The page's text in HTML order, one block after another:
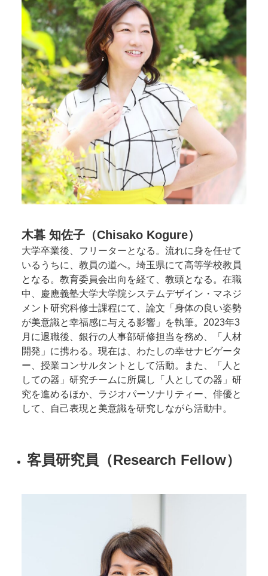
木暮 知佐子（Chisako Kogure）
大学卒業後、フリーターとなる。流れに身を任せて
いるうちに、教員の道へ。埼玉県にて高等学校教員
となる。教育委員会出向を経て、教頭となる。在職
中、慶應義塾大学大学院システムデザイン・マネジ
メント研究科修士課程にて、論文「身体の良い姿勢
が美意識と幸福感に与える影響」を執筆。2023年3
月に退職後、銀行の人事部研修担当を務め、「人材
開発」に携わる。現在は、わたしの幸せナビゲータ
ー、授業コンサルタントとして活動。また、「人と
しての器」研究チームに所属し「人としての器」研
究を進めるほか、ラジオパーソナリティー、俳優と
して、自己表現と美意識を研究しながら活動中。
客員研究員（Research Fellow）